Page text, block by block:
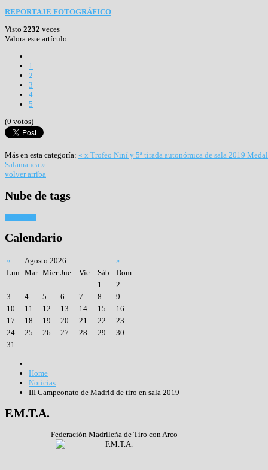
REPORTAJE FOTOGRÁFICO
Visto 2232 veces
Valora este artículo
1
2
3
4
5
(0 votos)
Más en esta categoría: « x Trofeo Niní y 5ª tirada autonómica de sala 2019
Salamanca »
volver arriba
Nube de tags
Calendario
« Agosto 2026
»
Lun Mar Mier Jue Vie Sáb
Dom
1
2
3
4 5 6 7 8
9
10
11 12 13 14 15
16
17
18 19 20 21 22
23
24
25 26 27 28 29
30
31
Home
Noticias
III Campeonato de Madrid de tiro en sala 2019
F.M.T.A.
Federación Madrileña de Tiro con Arco